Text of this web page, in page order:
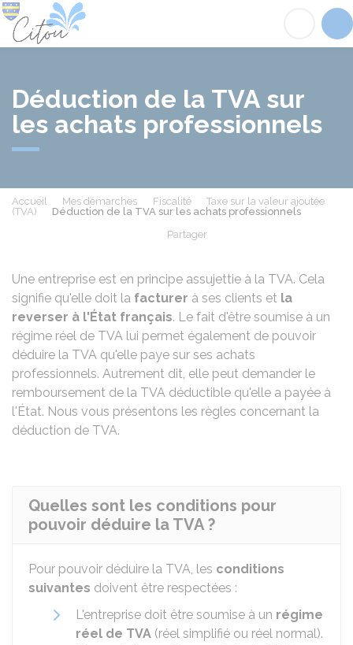
Déduction de la TVA sur
les achats professionnels
Accueil Mes démarches Fiscalité
Taxe sur la valeur ajoutée
(TVA)
Déduction de la TVA sur les achats professionnels
Partager
Une entreprise est en principe assujettie à la TVA. Cela
signifie qu'elle doit la facturer à ses clients et la
reverser à l'État français. Le fait d'être soumise à un
régime réel de TVA lui permet également de pouvoir
déduire la TVA qu'elle paye sur ses achats
professionnels. Autrement dit, elle peut demander le
remboursement de la TVA déductible qu'elle a payée à
l'État. Nous vous présentons les règles concernant la
déduction de TVA.
Quelles sont les conditions pour
pouvoir déduire la TVA ?
Pour pouvoir déduire la TVA, les conditions
suivantes doivent être respectées :
L'entreprise doit être soumise à un régime
réel de TVA (réel simplifié ou réel normal).